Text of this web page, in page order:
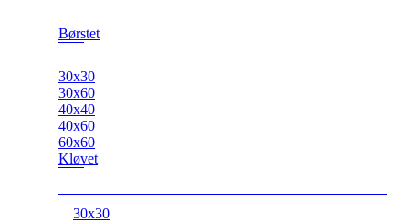
Børstet
30x30
30x60
40x40
40x60
60x60
Kløvet
30x30